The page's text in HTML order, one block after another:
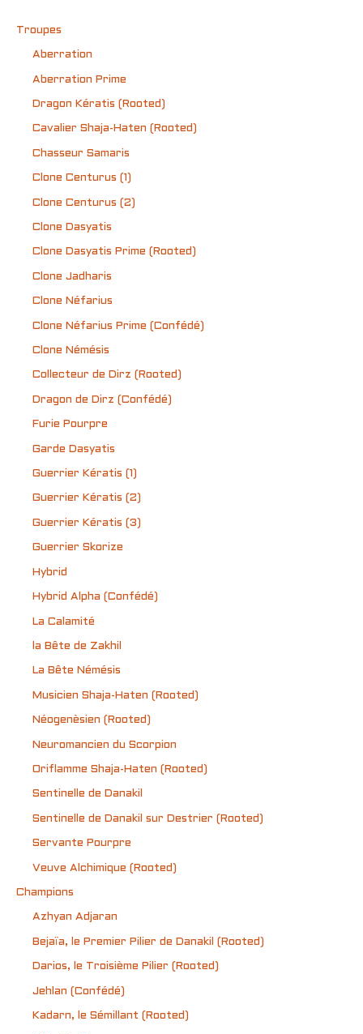
Troupes
Aberration
Aberration Prime
Dragon Kératis (Rooted)
Cavalier Shaja-Haten (Rooted)
Chasseur Samaris
Clone Centurus (1)
Clone Centurus (2)
Clone Dasyatis
Clone Dasyatis Prime (Rooted)
Clone Jadharis
Clone Néfarius
Clone Néfarius Prime (Confédé)
Clone Némésis
Collecteur de Dirz (Rooted)
Dragon de Dirz (Confédé)
Furie Pourpre
Garde Dasyatis
Guerrier Kératis (1)
Guerrier Kératis (2)
Guerrier Kératis (3)
Guerrier Skorize
Hybrid
Hybrid Alpha (Confédé)
La Calamité
la Bête de Zakhil
La Bête Némésis
Musicien Shaja-Haten (Rooted)
Néogenèsien (Rooted)
Neuromancien du Scorpion
Oriflamme Shaja-Haten (Rooted)
Sentinelle de Danakil
Sentinelle de Danakil sur Destrier (Rooted)
Servante Pourpre
Veuve Alchimique (Rooted)
Champions
Azhyan Adjaran
Bejaïa, le Premier Pilier de Danakil (Rooted)
Darios, le Troisième Pilier (Rooted)
Jehlan (Confédé)
Kadarn, le Sémillant (Rooted)